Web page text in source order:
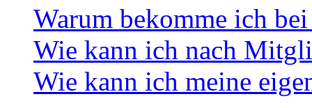
Warum bekomme ich
Wie kann ich nach
Wie kann ich meine